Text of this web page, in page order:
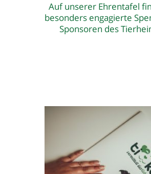
Auf unserer Ehrentafel
besonders engagierte
Sponsoren des